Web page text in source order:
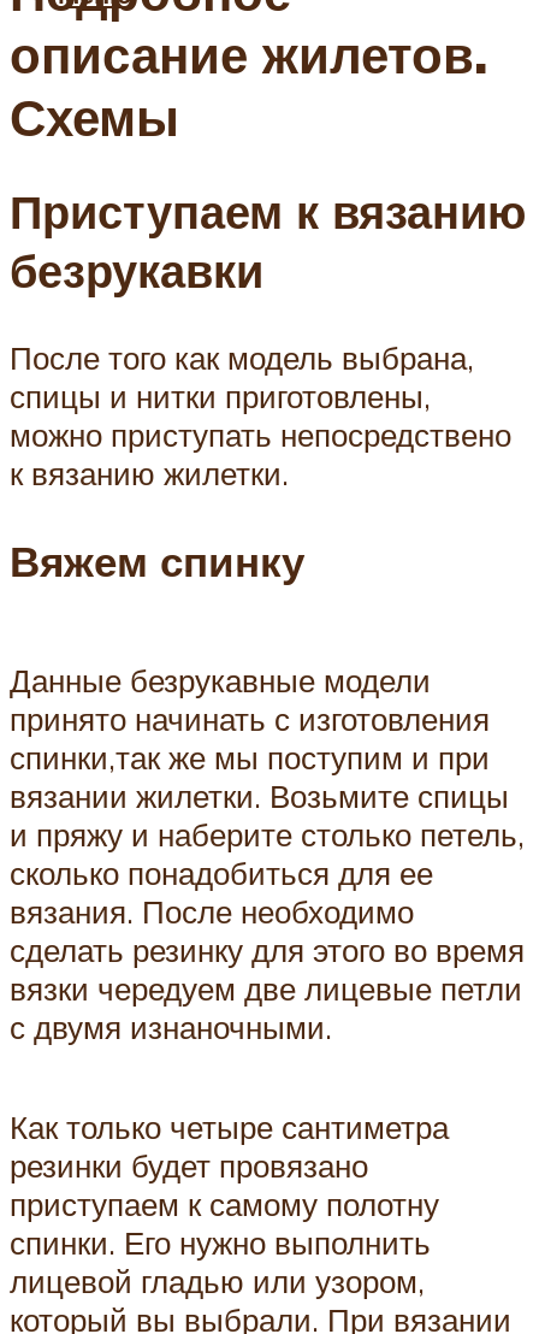
описание жилетов.
Схемы
Приступаем к вязанию
безрукавки
После того как модель выбрана,
спицы и нитки приготовлены,
можно приступать непосредствено
к вязанию жилетки.
Вяжем спинку
Данные безрукавные модели
принято начинать с изготовления
спинки,так же мы поступим и при
вязании жилетки. Возьмите спицы
и пряжу и наберите столько петель,
сколько понадобиться для ее
вязания. После необходимо
сделать резинку для этого во время
вязки чередуем две лицевые петли
с двумя изнаночными.
Как только четыре сантиметра
резинки будет провязано
приступаем к самому полотну
спинки. Его нужно выполнить
лицевой гладью или узором,
который вы выбрали. При вязании